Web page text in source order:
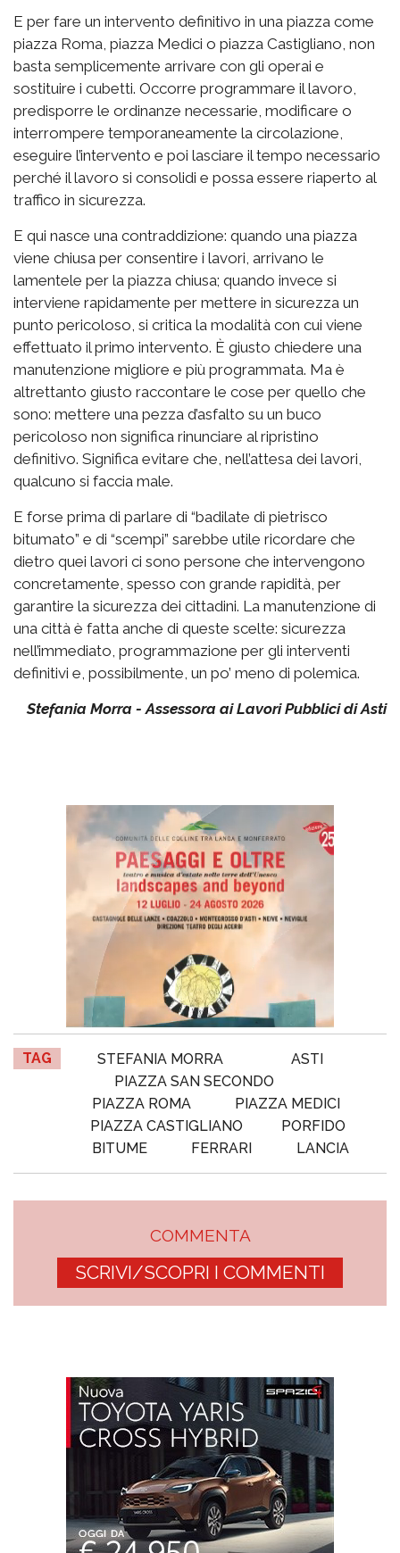
E per fare un intervento definitivo in una piazza come
piazza Roma, piazza Medici o piazza Castigliano, non
basta semplicemente arrivare con gli operai e
sostituire i cubetti. Occorre programmare il lavoro,
predisporre le ordinanze necessarie, modificare o
interrompere temporaneamente la circolazione,
eseguire l’intervento e poi lasciare il tempo necessario
perché il lavoro si consolidi e possa essere riaperto al
traffico in sicurezza.
E qui nasce una contraddizione: quando una piazza
viene chiusa per consentire i lavori, arrivano le
lamentele per la piazza chiusa; quando invece si
interviene rapidamente per mettere in sicurezza un
punto pericoloso, si critica la modalità con cui viene
effettuato il primo intervento. È giusto chiedere una
manutenzione migliore e più programmata. Ma è
altrettanto giusto raccontare le cose per quello che
sono: mettere una pezza d’asfalto su un buco
pericoloso non significa rinunciare al ripristino
definitivo. Significa evitare che, nell’attesa dei lavori,
qualcuno si faccia male.
E forse prima di parlare di “badilate di pietrisco
bitumato” e di “scempi” sarebbe utile ricordare che
dietro quei lavori ci sono persone che intervengono
concretamente, spesso con grande rapidità, per
garantire la sicurezza dei cittadini. La manutenzione di
una città è fatta anche di queste scelte: sicurezza
nell’immediato, programmazione per gli interventi
definitivi e, possibilmente, un po’ meno di polemica.
Stefania Morra - Assessora ai Lavori Pubblici di Asti
TAG STEFANIA MORRA
ASTI
PIAZZA SAN SECONDO
PIAZZA ROMA
PIAZZA MEDICI
PIAZZA CASTIGLIANO
PORFIDO
BITUME
FERRARI LANCIA
COMMENTA
SCRIVI/SCOPRI I COMMENTI